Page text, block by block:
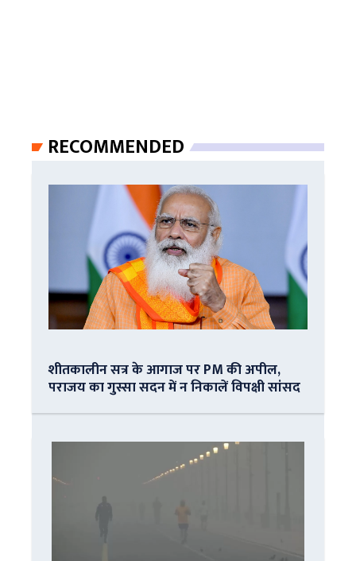
RECOMMENDED
शीतकालीन सत्र के आगाज पर PM की अपील,
पराजय का गुस्सा सदन में न निकालें विपक्षी सांसद